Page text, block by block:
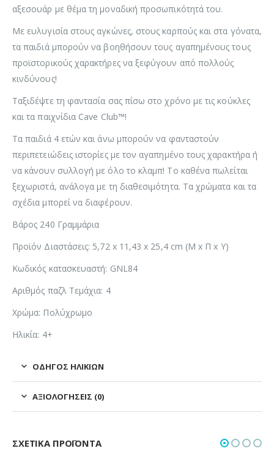
αξεσουάρ με θέμα τη μοναδική προσωπικότητά του.
Με ευλυγισία στους αγκώνες, στους καρπούς και στα γόνατα,
τα παιδιά μπορούν να βοηθήσουν τους αγαπημένους τους
προϊστορικούς χαρακτήρες να ξεφύγουν από πολλούς
κινδύνους!
Ταξιδέψτε τη φαντασία σας πίσω στο χρόνο με τις κούκλες
και τα παιχνίδια Cave Club™!
Τα παιδιά 4 ετών και άνω μπορούν να φανταστούν
περιπετειώδεις ιστορίες με τον αγαπημένο τους χαρακτήρα ή
να κάνουν συλλογή με όλο το κλαμπ! Το καθένα πωλείται
ξεχωριστά, ανάλογα με τη διαθεσιμότητα. Τα χρώματα και τα
σχέδια μπορεί να διαφέρουν.
Βάρος 240 Γραμμάρια
Προϊόν Διαστάσεις: 5,72 x 11,43 x 25,4 cm (Μ x Π x Υ)
Κωδικός κατασκευαστή: GNL84
Αριθμός παζλ Τεμάχια: 4
Χρώμα: Πολύχρωμο
Ηλικία: 4+
ΟΔΗΓΌΣ ΗΛΙΚΙΏΝ
ΑΞΙΟΛΟΓΉΣΕΙΣ (0)
ΣΧΕΤΙΚΆ ΠΡΟΪΌΝΤΑ